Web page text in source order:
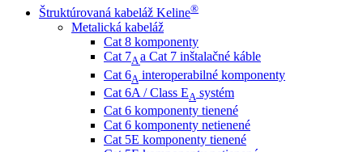
Štruktúrovaná kabeláž Keline®
Metalická kabeláž
Cat 8 komponenty
Cat 7Aa Cat 7 inštalačné káble
Cat 6A interoperabilné komponenty
Cat 6A / Class EA systém
Cat 6 komponenty tienené
Cat 6 komponenty netienené
Cat 5E komponenty tienené